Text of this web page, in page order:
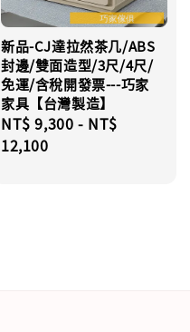
新品-CJ達拉然茶几/ABS
封邊/雙面造型/3尺/4尺/
免運/含稅開發票---巧家
家具【台灣製造】
Regular
price
NT$ 9,300 - NT$
12,100